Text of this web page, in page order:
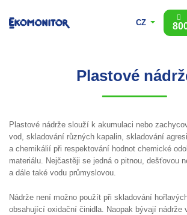
CZ
Plastové
Plastové nádrže slouží k akumulaci nebo
vod, skladování různých kapalin, skladování
a chemikálií při respektování hodnot chemické
materiálu. Nejčastěji se jedná o pitnou, dešťovou
a dále také vodu průmyslovou.
Nádrže není možno použít při skladování
obsahující oxidační činidla. Naopak bývají nádrže